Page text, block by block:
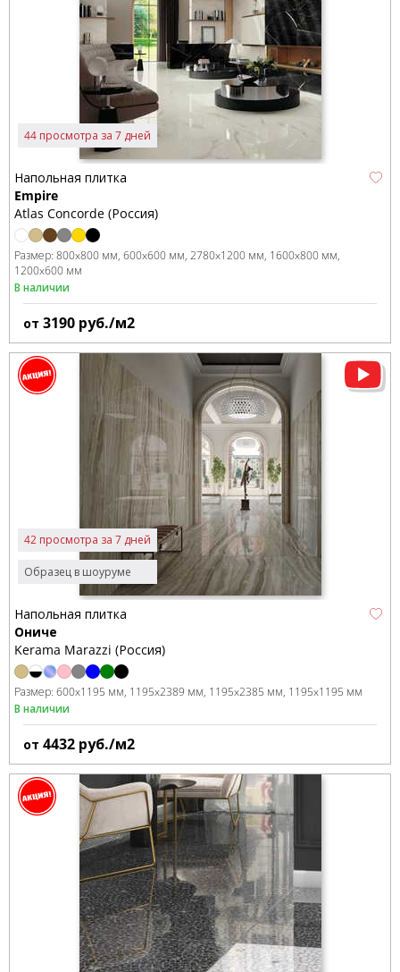
44 просмотра за 7 дней
Напольная плитка
Empire
Atlas Concorde (Россия)
Размер: 800x800 мм 600x600 мм 2780x1200 мм 1600x800 мм
1200x600 мм
В наличии
от 3190 руб./м2
Образец в шоуруме
42 просмотра за 7 дней
Напольная плитка
Ониче
Kerama Marazzi (Россия)
Размер: 600x1195 мм 1195x2389 мм 1195x2385 мм 1195x1195 мм
В наличии
от 4432 руб./м2